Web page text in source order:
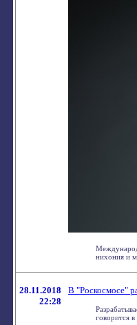
нихония и
28.11.2018
22:28
В "Роскосмосе"
говорится